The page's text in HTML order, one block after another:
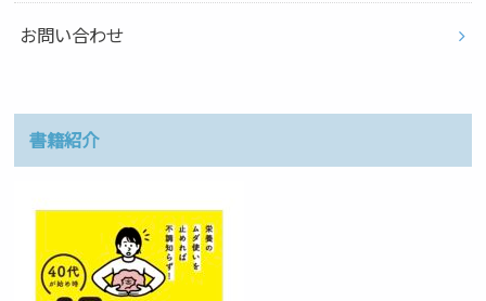
お問い合わせ
書籍紹介